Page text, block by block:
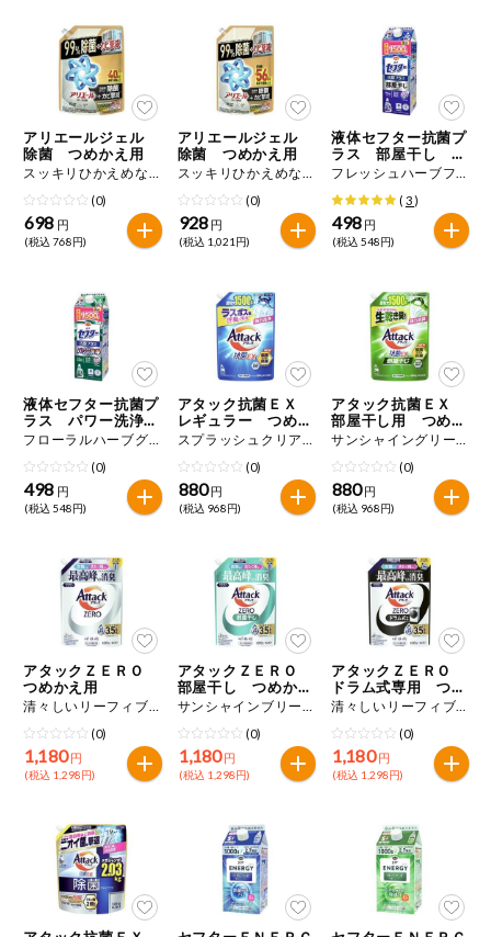
自動注文システム登録を確認する
自動注文システム登録を修正する
くらしの定番品（毎週企画）
専門ショップサイト
パルコープ・よどがわ生協のサービス
パルコープ・よどがわ生協の情報サイト
ご利用ガイド
アプリのダウンロード
PC版サイトを表示
テキスト注文サイトを表示
お問い合わせ
酒・ノンアル
コール
切り花・仏花
ティッシュ・
トイレットペ
ーパー
衛生・生理用
品
洗濯・バス・
トイレ用品
住居・生活用
品
コスメ＆ボデ
ィケア
衣料品
ペット
先着限定企画
スマート・ワ
ン注文
今週のお買い
キウイフルーツ 牛肉
さけ さば ゼラチン 大豆
鶏肉 バナナ 豚肉
マカダミアナッツ やまいも
アレルゲン情報は、商品企画時の情報のため、ご使用前には
必ず商品パッケージの表示をご確認ください。
特定原材料に準ずるものは、お取引先から情報提供のあった
範囲でのお知らせです。
アリエールジェル
除菌 つめかえ用
スッキリひかえめな香り １．０ｋｇ
(0)
698 円
(税込 768円)
アリエールジェル
除菌 つめかえ用
スッキリひかえめな香り １．４ｋｇ
(0)
928 円
(税込 1,021円)
液体セフター抗菌プ
ラス 部屋干し つ
めかえ用
フレッシュハーブフルーティの香り １５００ｇ
( 3)
498 円
(税込 548円)
液体セフター抗菌プ
ラス パワー洗浄
つめかえ用
フローラルハーブグリーンの香り １５００ｇ
(0)
498 円
(税込 548円)
アタック抗菌ＥＸ
レギュラー つめか
え用
スプラッシュクリアの香り １５００ｇ
(0)
880 円
(税込 968円)
アタック抗菌ＥＸ
部屋干し用 つめか
え用
サンシャイングリーンの香り １５００ｇ
(0)
880円
(税込 968円)
アタックＺＥＲＯ
つめかえ用
清々しいリーフィブリーズの香り（微香） １０７０ｇ
(0)
1,180 円
(税込 1,298円)
アタックＺＥＲＯ
部屋干し つめかえ
用
サンシャインブリーズの香り（微香） １０７０ｇ
(0)
1,180 円
(税込 1,298円)
アタックＺＥＲＯ
ドラム式専用 つめ
かえ用
清々しいリーフィブリーズの香り（微香） １０７０ｇ
(0)
1,180 円
(税込 1,298円)